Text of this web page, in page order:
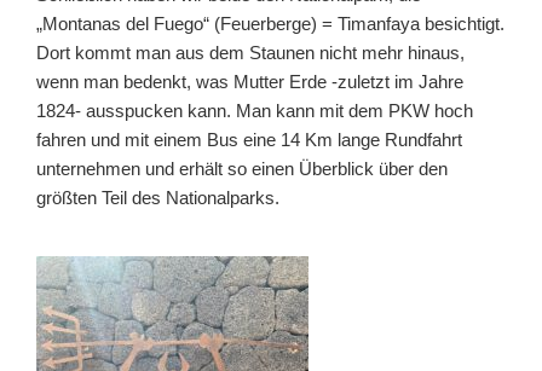
„Montanas del Fuego“ (Feuerberge) = Timanfaya besichtigt.
Dort kommt man aus dem Staunen nicht mehr hinaus,
wenn man bedenkt, was Mutter Erde -zuletzt im Jahre
1824- ausspucken kann. Man kann mit dem PKW hoch
fahren und mit einem Bus eine 14 Km lange Rundfahrt
unternehmen und erhält so einen Überblick über den
größten Teil des Nationalparks.